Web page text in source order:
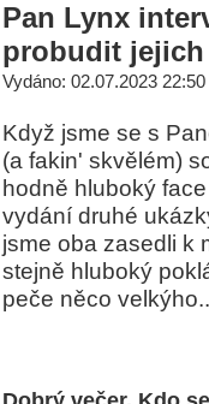
Pan Lynx
probudit
Vydáno: 02.07.2023
Když jsme se s
(a fakin' skvělém)
hodně hluboký
vydání druhé
jsme oba zasedli k
stejně hluboký
peče něco